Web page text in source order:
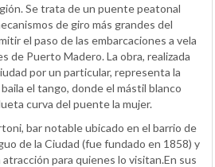
Se trata de un puente peatonal
de giro más grandes del
el paso de las embarcaciones a vela
de Puerto Madero. La obra, realizada
por un particular, representa la
el tango, donde el mástil blanco
curva del puente la mujer.
bar notable ubicado en el barrio de
de la Ciudad (fue fundado en 1858) y
para quienes lo visitan.En sus